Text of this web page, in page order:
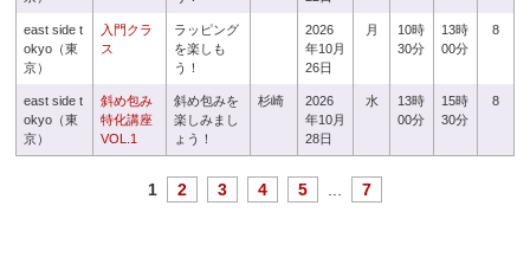
east side t
okyo（東
京）
入門クラ
ス
ラッピング
を楽しも
う！
2026
年10月
26日
月
10時
30分
13時
00分
8
east side t
okyo（東
京）
斜め包み
特化講座
VOL.1
斜め包みを
楽しみまし
ょう！
杉崎
2026
年10月
28日
水
13時
00分
15時
30分
8
1 2 3 4 5 7